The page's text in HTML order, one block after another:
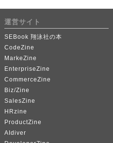
運営サイト
SEBook 翔泳社の本
CodeZine
MarkeZine
EnterpriseZine
CommerceZine
Biz/Zine
SalesZine
HRzine
ProductZine
AIdiver